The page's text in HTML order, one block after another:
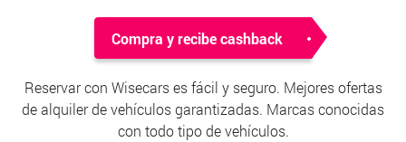
Compra y recibe cashback
Reservar con Wisecars es fácil y seguro. Mejores ofertas
de alquiler de vehículos garantizadas. Marcas conocidas
con todo tipo de vehículos.